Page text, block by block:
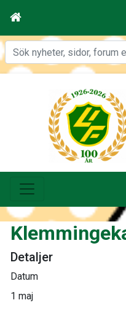
Detaljer
Datum
1 maj